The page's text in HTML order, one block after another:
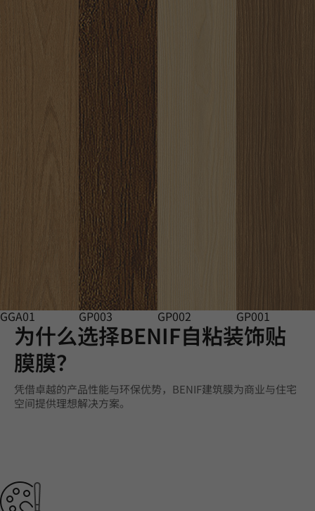
GGA01 GP003 GP002 GP001
为什么选择BENIF自粘装饰贴
膜膜？
凭借卓越的产品性能与环保优势，BENIF建筑膜为商业与住宅
空间提供理想解决方案。